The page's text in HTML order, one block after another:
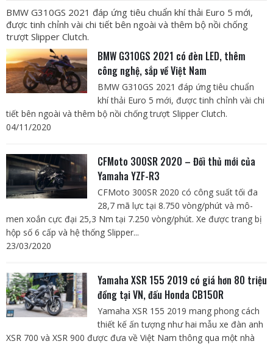
BMW G310GS 2021 đáp ứng tiêu chuẩn khí thải Euro 5 mới,
được tinh chỉnh vài chi tiết bên ngoài và thêm bộ nồi chống
trượt Slipper Clutch.
BMW G310GS 2021 có đèn LED, thêm
công nghệ, sắp về Việt Nam
BMW G310GS 2021 đáp ứng tiêu chuẩn
khí thải Euro 5 mới, được tinh chỉnh vài chi
tiết bên ngoài và thêm bộ nồi chống trượt Slipper Clutch.
04/11/2020
CFMoto 300SR 2020 – Đối thủ mới của
Yamaha YZF-R3
CFMoto 300SR 2020 có công suất tối đa
28,7 mã lực tại 8.750 vòng/phút và mô-
men xoắn cực đại 25,3 Nm tại 7.250 vòng/phút. Xe được trang bị
hộp số 6 cấp và hệ thống Slipper...
23/03/2020
Yamaha XSR 155 2019 có giá hơn 80 triệu
đồng tại VN, đấu Honda CB150R
Yamaha XSR 155 2019 mang phong cách
thiết kế ấn tượng như hai mẫu xe đàn anh
XSR 700 và XSR 900 được đưa về Việt Nam thông qua một nhà